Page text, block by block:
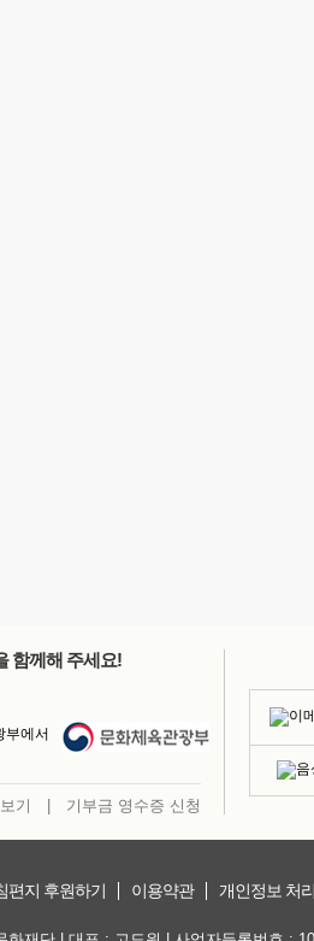
함께해 주세요!
부에서
기 기부금 영수증 신청
편지 후원하기 이용약관 개인정보 처